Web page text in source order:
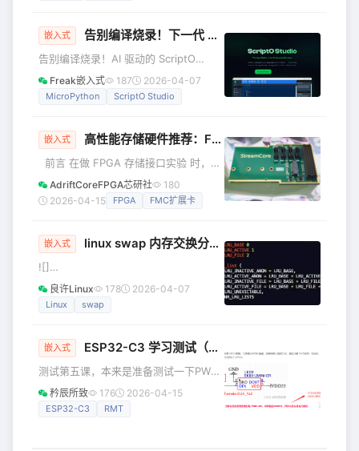
可以使用更加方便的工具和方式来打印
较广泛的单片机可能就是STM32了，那
就以STM32和Keil MDK环境为例吧，理
论上是只要支持使用J-Link下载程序的
嵌入式 告别编译烧录！下一代 MicroPython IDE：说句话就让设备跑起来
告别编译烧录！AI 驱动的 ScriptO
Studio，重新定义嵌入式开发 你是不是
也被嵌入式开发的「繁琐流程」搞到崩
一遍 👉 改个传感器引脚、加个日志输
疑人生 👉 换台电脑 / 手机想改代码？先
装环境、配驱动、找端口，一小时起步
👉 想远程调试设备？端口映射、VPN
Freak嵌入式 187 2026-04-07
MicroPython ScriptO Studio
嵌入式 高性能存储硬件推荐：FMC-FPGA扩展卡（含SATA+NVMe源码）
前言 在做 FPGA 存储接口实验 时，经
常会遇到一个尴尬的情况：开发板自带
的存储接口要么数量有限，要么干脆没
有，价格也往往高得离谱。这样一来，
会变得异常麻烦。 很多人可能会想到通
过扩展卡来解决，但现实是：存储接口
类的 FMC 扩展卡本来就很少见，同时覆
AdriftCoreFPGA芯研社
180
2026-04-15
FPGA FMC扩展卡
嵌入式 linux swap 内存交换分区详细介绍
![]
(/uploads/mp/20260322/99/50899-
1.jpg) ![]
(/uploads/mp/20260322/99/50899-
到底是干嘛的？ 为什么要进行内存回
收？ 会回收的两种内存 2、
swappiness到底是用来调节
良许Linux 178 2026-04-07
Linux swap
嵌入式 ESP32-C3 学习测试（五、RMT应用 — SK6812全彩RGB LED灯驱动测试）
测试第五课，本来是准备测试一下PWM
驱动 SK6812 RGB灯， 但是研究了一段
时间，发现在ESP32-C3 有更好而且现
矜辰所致 176 2026-04-15
ESP32-C3 RMT